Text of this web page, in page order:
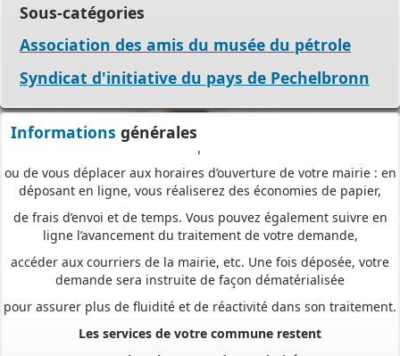
Sous-catégories
Association des amis du musée du pétrole
Syndicat d'initiative du pays de Pechelbronn
Informations générales
directement en ligne,
à tout moment et où que vous soyez, dans le cadre d’une
Plus besoin d’imprimer vos demandes en de multiples
exemplaires, d’envoyer des plis en recommandé avec accusé de
réception
ou de vous déplacer aux horaires d’ouverture de votre mairie : en
déposant en ligne, vous réaliserez des économies de papier,
de frais d’envoi et de temps. Vous pouvez également suivre en
ligne l’avancement du traitement de votre demande,
accéder aux courriers de la mairie, etc. Une fois déposée, votre
demande sera instruite de façon dématérialisée
pour assurer plus de fluidité et de réactivité dans son traitement.
Les services de votre commune restent
vos interlocuteurs de proximité